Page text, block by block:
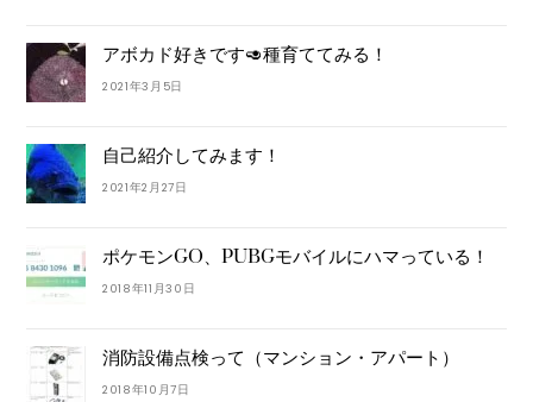
アボカド好きです🥑種育ててみる！
2021年3月5日
自己紹介してみます！
2021年2月27日
ポケモンGO、PUBGモバイルにハマっている！
2018年11月30日
消防設備点検って（マンション・アパート）
2018年10月7日